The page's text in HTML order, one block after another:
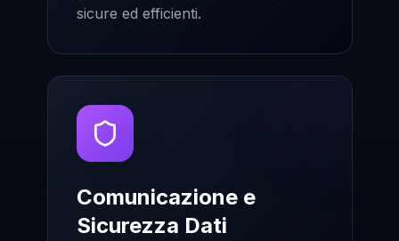
sicure ed efficienti.
Comunicazione e
Sicurezza Dati